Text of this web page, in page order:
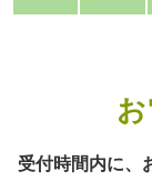
受付時間内に、